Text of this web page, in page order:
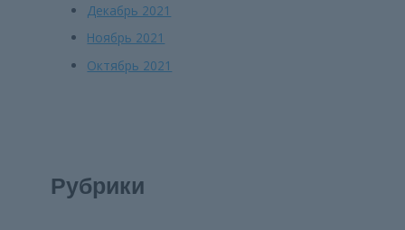
Декабрь 2021
Ноябрь 2021
Октябрь 2021
Рубрики